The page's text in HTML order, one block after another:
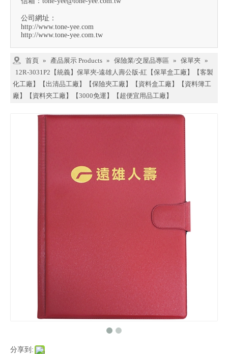
公司網址：
http://www.tone-yee.com
http://www.tone-yee.com.tw
首頁 » 產品展示 Products » 保險業/交屋品專區 » 保單夾 »
12R-3031P2【統義】保單夾-遠雄人壽公版-紅【保單盒工廠】【客製
化工廠】【出清品工廠】【保險夾工廠】【資料盒工廠】【資料簿工
廠】【資料夾工廠】【3000免運】【超便宜用品工廠】
分享到: